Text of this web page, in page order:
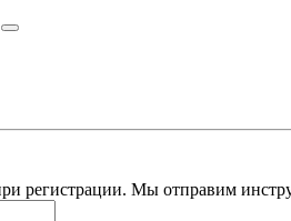
регистрации. Мы отправим